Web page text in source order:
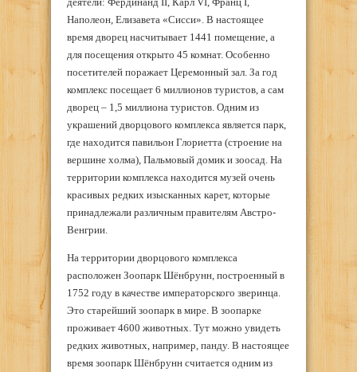
Наполеон, Елизавета «Сисси». В настоящее
время дворец насчитывает 1441 помещение, а
для посещения открыто 45 комнат. Особенно
посетителей поражает Церемонный зал. За год
комплекс посещает 6 миллионов туристов, а сам
дворец – 1,5 миллиона туристов. Одним из
украшений дворцового комплекса является парк,
где находится павильон Глориетта (строение на
вершине холма), Пальмовый домик и зоосад. На
территории комплекса находится музей очень
красивых редких изысканных карет, которые
принадлежали различным правителям Австро-
Венгрии.
На территории дворцового комплекса
расположен Зоопарк Шёнбрунн, построенный в
1752 году в качестве императорского зверинца.
Это старейший зоопарк в мире. В зоопарке
проживает 4600 животных. Тут можно увидеть
редких животных, например, панду. В настоящее
время зоопарк Шёнбрунн считается одним из